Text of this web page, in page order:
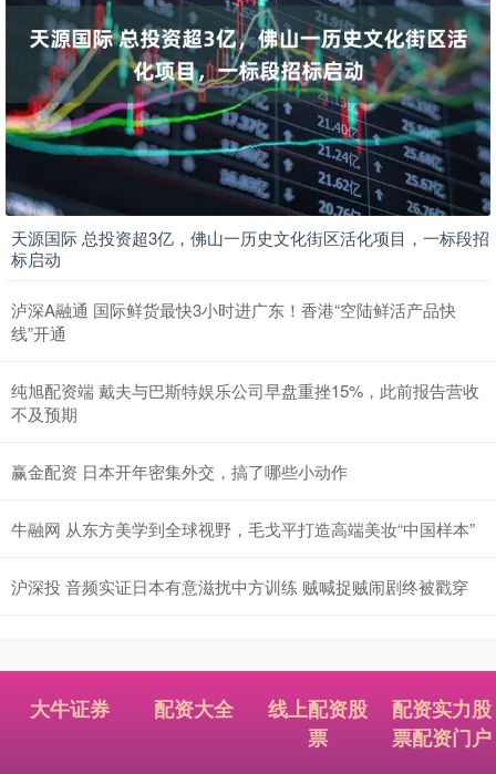
天源国际 总投资超3亿，佛山一历史文化街区活化项目，一标段招
标启动
泸深A融通 国际鲜货最快3小时进广东！香港“空陆鲜活产品快
线”开通
纯旭配资端 戴夫与巴斯特娱乐公司早盘重挫15%，此前报告营收
不及预期
赢金配资 日本开年密集外交，搞了哪些小动作
牛融网 从东方美学到全球视野，毛戈平打造高端美妆“中国样本”
沪深投 音频实证日本有意滋扰中方训练 贼喊捉贼闹剧终被戳穿
大牛证券 配资大全
线上配资股
票
配资实力股
票配资门户